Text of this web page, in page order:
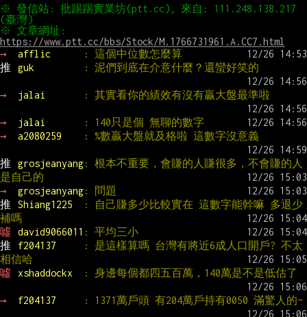
※ 發信站: 批踢踢實業坊(ptt.cc), 來自: 111.248.138.217
https://www.ptt.cc/bbs/Stock/M.1766731961.A.CC7.html
→
afflic
: 這個中位數怎麼算
推
guk : 泥們到底在介意什麼？還蠻好笑的
→ jalai : 其實看你的績效有沒有贏大盤最準啦
→ jalai
: 140只是個 無聊的數字
→
a2080259 : %數贏大盤就及格啦 這數字沒意義
推 grosjeanyang: 根本不重要，會賺的人賺很多，不會賺的人
是自己的
→
grosjeanyang: 問題
推
Shiang1225
: 自己賺多少比較實在 這數字能幹嘛 多退少
補嗎
噓
david9066011 : 平均三小
推
f204137
: 是這樣算嗎 台灣有將近6成人口開戶? 不太
相信哈
噓
xshaddockx : 身邊每個都四五百萬，140萬是不是低估了
→ f204137 : 1371萬戶頭 有204萬戶持有0050 滿驚人的~